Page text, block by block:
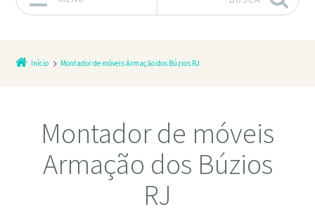
Início Montador de móveis Armação dos Búzios RJ
Montador de móveis
Armação dos Búzios
RJ